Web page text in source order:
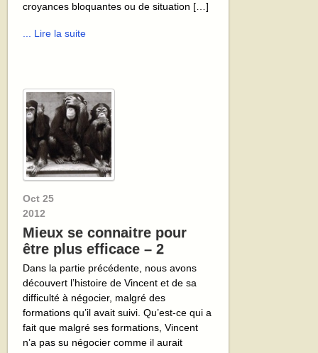
croyances bloquantes ou de situation […]
... Lire la suite
Oct 25
2012
Mieux se connaitre pour
être plus efficace – 2
Dans la partie précédente, nous avons
découvert l’histoire de Vincent et de sa
difficulté à négocier, malgré des
formations qu’il avait suivi. Qu’est-ce qui a
fait que malgré ses formations, Vincent
n’a pas su négocier comme il aurait